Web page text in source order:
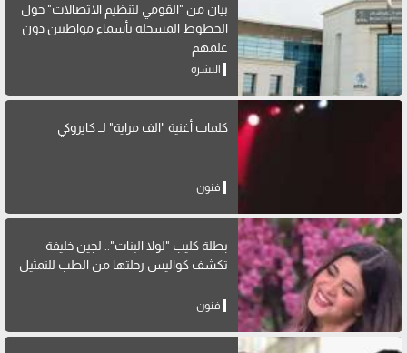
بيان من "القومي لتنظيم الاتصالات" حول
الخطوط المسجلة بأسماء مواطنين دون
علمهم
النشرة
كلمات أغنية "الف مراية" لــ كايروكي
فنون
بطلة كليب "لولا البنات".. لجين خليفة
تكشف كواليس رحلتها من الطب للتمثيل
فنون